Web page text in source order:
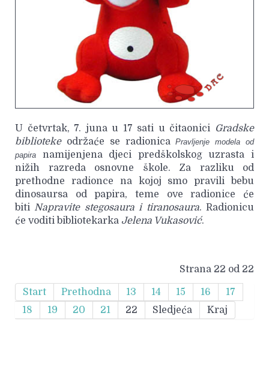
U četvrtak, 7. juna u 17 sati u čitaonici Gradske
bibliotekeodržaće se radionicaPravljenje modela od
papira namijenjena djeci predškolskog uzrasta i
nižih razreda osnovne škole. Za razliku od
prethodne radionce na kojoj smo pravili bebu
dinosaursa od papira, teme ove radionice će
biti Napravite stegosaura i tiranosaura. Radionicu
će voditi bibliotekarka Jelena Vukasović.
Strana 22 od 22
Start Prethodna 13 14 15 16
17
18
19 20 21 22 Sledjeća Kraj